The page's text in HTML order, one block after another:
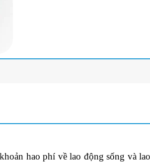
hao phí về lao động sống và